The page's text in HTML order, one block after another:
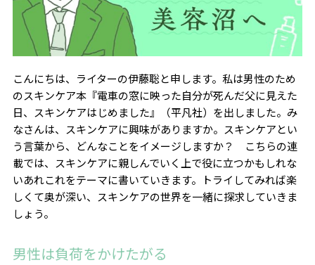
こんにちは、ライターの伊藤聡と申します。私は男性のため
のスキンケア本『電車の窓に映った自分が死んだ父に見えた
日、スキンケアはじめました』（平凡社）を出しました。み
なさんは、スキンケアに興味がありますか。スキンケアとい
う言葉から、どんなことをイメージしますか？ こちらの連
載では、スキンケアに親しんでいく上で役に立つかもしれな
いあれこれをテーマに書いていきます。トライしてみれば楽
しくて奥が深い、スキンケアの世界を一緒に探求していきま
しょう。
男性は負荷をかけたがる